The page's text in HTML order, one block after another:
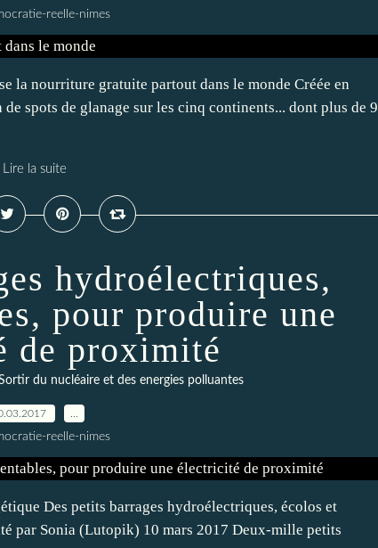
reelle-nimes
la nourriture gratuite partout dans le monde Créée en
spots de glanage sur les cinq continents... dont plus de 9
Lire la suite
hydroélectriques,
pour produire une
de proximité
du nucléaire et des energies polluantes
reelle-nimes
Des petits barrages hydroélectriques, écolos et
par Sonia (Lutopik) 10 mars 2017 Deux-mille petits